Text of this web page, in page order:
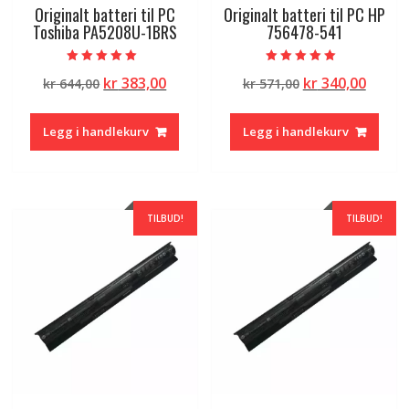
Originalt batteri til PC
Toshiba PA5208U-1BRS
5.00
av 5
kr644,00 Opprinnelig
var:
kr 644,00.
kr383,00Nåværende
kr 383,00.
Legg i handlekurv
Originalt batteri til PC HP
756478-541
5.00
av 5
kr571,00 Opprinnelig
var:
kr 571,00.
kr340,00
kr
Legg i handlekurv
TILBUD! TILBUD!